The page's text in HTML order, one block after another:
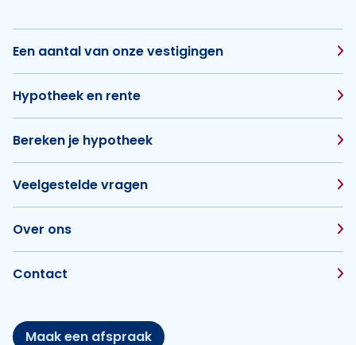
Een aantal van onze vestigingen
Hypotheek en rente
Bereken je hypotheek
Veelgestelde vragen
Over ons
Contact
Maak een afspraak